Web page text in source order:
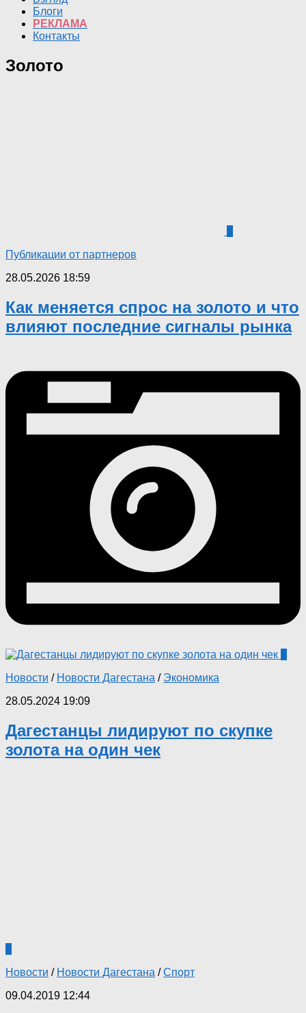
Блоги
РЕКЛАМА
Контакты
Золото
Публикации от партнеров
28.05.2026 18:59
Как меняется спрос на золото и что
влияют последние сигналы рынка
Новости / Новости Дагестана / Экономика
28.05.2024 19:09
Дагестанцы лидируют по скупке
золота на один чек
Новости / Новости Дагестана /Спорт
09.04.2019 12:44